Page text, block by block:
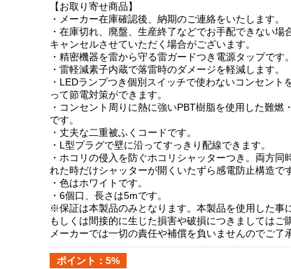
【お取り寄せ商品】
・メーカー在庫確認後、納期のご連絡をいたします。
・在庫切れ、廃盤、生産終了などでお手配できない場
キャンセルさせていただく場合がございます。
・精密機器を雷から守る雷ガードつき電源タップです。
・雷軽減素子内蔵で落雷時のダメージを軽減します。
・LEDランプつき個別スイッチで使わないコンセント
って節電対策ができます。
・コンセント周りに熱に強いPBT樹脂を使用した難燃
です。
・丈夫な二重被ふくコードです。
・L型プラグで壁に沿ってすっきり配線できます。
・ホコリの侵入を防ぐホコリシャッターつき。両方同
れた時だけシャッターが開くいたずら感電防止構造です
・色はホワイトです。
・6個口、長さは5mです。
※保証は本製品のみとなります。本製品を使用した事
もしくは間接的に生じた損害や破損につきましてはご
メーカーでは一切の責任や補償を負いませんのでご了
ポイント：5%